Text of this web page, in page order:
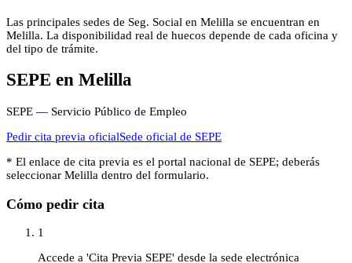
Las principales sedes de Seg. Social en Melilla se encuentran en
Melilla. La disponibilidad real de huecos depende de cada oficina y
del tipo de trámite.
SEPE en Melilla
SEPE — Servicio Público de Empleo
Pedir cita previa oficialSede oficial de SEPE
* El enlace de cita previa es el portal nacional de SEPE; deberás
seleccionar Melilla dentro del formulario.
Cómo pedir cita
1
Accede a 'Cita Previa SEPE' desde la sede electrónica